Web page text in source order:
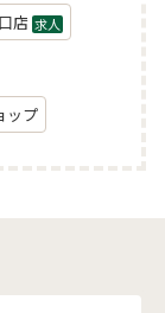
店 求人
ップ